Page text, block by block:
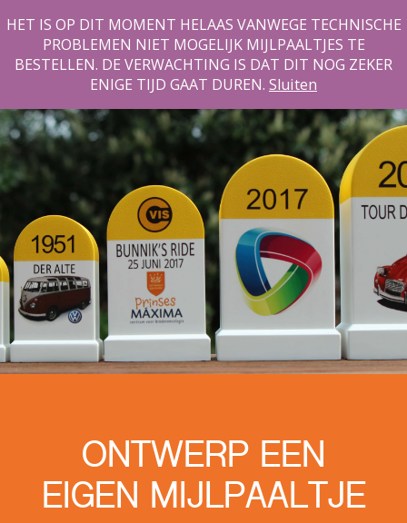
ONTWERP EEN
EIGEN MIJLPAALTJE
HET IS OP DIT MOMENT HELAAS VANWEGE TECHNISCHE
PROBLEMEN NIET MOGELIJK MIJLPAALTJES TE
BESTELLEN. DE VERWACHTING IS DAT DIT NOG ZEKER
ENIGE TIJD GAAT DUREN. Sluiten